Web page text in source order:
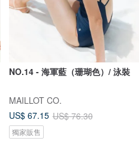
NO.14 - 海軍藍（珊瑚色）/ 泳裝
MAILLOT CO.
US$ 67.15 US$ 76.30
獨家販售